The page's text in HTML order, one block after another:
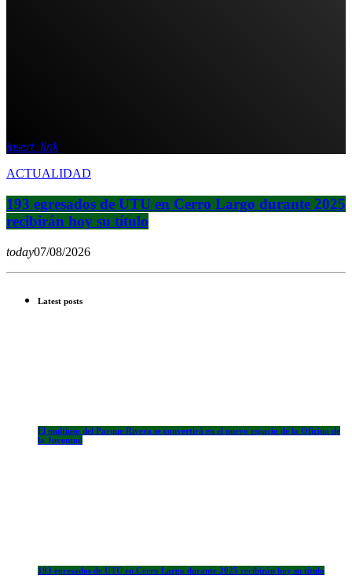
insert_link
ACTUALIDAD
193 egresados de UTU en Cerro Largo durante 2025
recibirán hoy su título
today07/08/2026
Latest posts
El multiuso del Parque Rivera se convertirá en el nuevo espacio de la Oficina de
la Juventud
193 egresados de UTU en Cerro Largo durante 2025 recibirán hoy su título